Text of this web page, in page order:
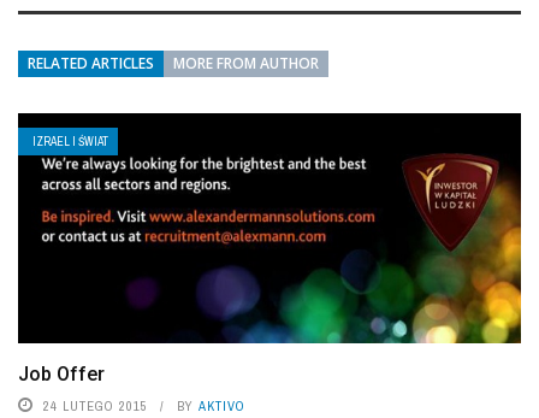
RELATED ARTICLES MORE FROM AUTHOR
IZRAEL I ŚWIAT
Job Offer
24 LUTEGO 2015 BY AKTIVO